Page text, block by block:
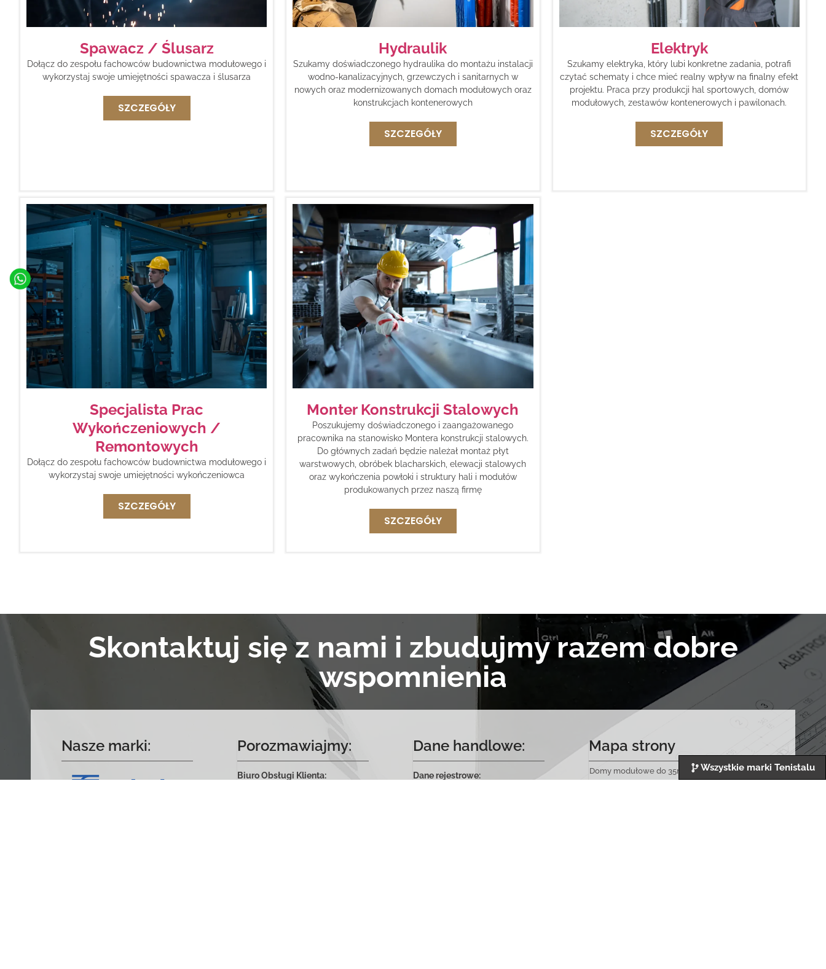
Spawacz / Ślusarz
Dołącz do zespołu fachowców budownictwa modułowego i
wykorzystaj swoje umiejętności spawacza i ślusarza
SZCZEGÓŁY
Hydraulik
Szukamy doświadczonego hydraulika do montażu instalacji
wodno-kanalizacyjnych, grzewczych i sanitarnych w
nowych oraz modernizowanych domach modułowych oraz
konstrukcjach kontenerowych
SZCZEGÓŁY
Elektryk
Szukamy elektryka, który lubi konkretne zadania, potrafi
czytać schematy i chce mieć realny wpływ na finalny efekt
projektu. Praca przy produkcji hal sportowych, domów
modułowych, zestawów kontenerowych i pawilonach.
SZCZEGÓŁY
Specjalista Prac
Wykończeniowych /
Remontowych
Dołącz do zespołu fachowców budownictwa modułowego i
wykorzystaj swoje umiejętności wykończeniowca
SZCZEGÓŁY
Monter Konstrukcji Stalowych
Poszukujemy doświadczonego i zaangażowanego
pracownika na stanowisko Montera konstrukcji stalowych.
Do głównych zadań będzie należał montaż płyt
warstwowych, obróbek blacharskich, elewacji stalowych
oraz wykończenia powłoki i struktury hali i modułów
produkowanych przez naszą firmę
SZCZEGÓŁY
Wszystkie marki Tenistalu
Skontaktuj się z nami i zbudujmy razem dobre
wspomnienia
Nasze marki: Porozmawiajmy:
Biuro Obsługi Klienta:
Dane handlowe:
Dane rejestrowe:
Mapa strony
Domy modułowe do 35m2